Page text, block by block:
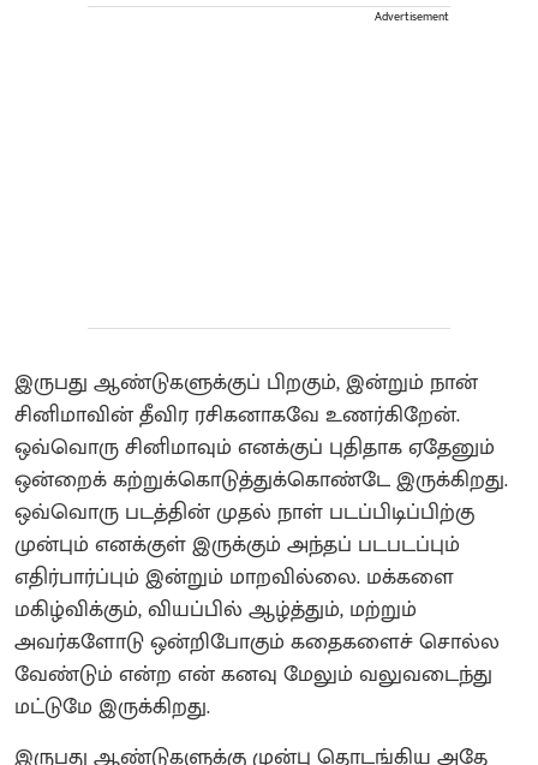
Advertisement
இருபது ஆண்டுகளுக்குப் பிறகும், இன்றும் நான்
சினிமாவின் தீவிர ரசிகனாகவே உணர்கிறேன்.
ஒவ்வொரு சினிமாவும் எனக்குப் புதிதாக ஏதேனும்
ஒன்றைக் கற்றுக்கொடுத்துக்கொண்டே இருக்கிறது.
ஒவ்வொரு படத்தின் முதல் நாள் படப்பிடிப்பிற்கு
முன்பும் எனக்குள் இருக்கும் அந்தப் படபடப்பும்
எதிர்பார்ப்பும் இன்றும் மாறவில்லை. மக்களை
மகிழ்விக்கும், வியப்பில் ஆழ்த்தும், மற்றும்
அவர்களோடு ஒன்றிபோகும் கதைகளைச் சொல்ல
வேண்டும் என்ற என் கனவு மேலும் வலுவடைந்து
மட்டுமே இருக்கிறது.